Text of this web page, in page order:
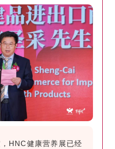
HNC健康营养展已经